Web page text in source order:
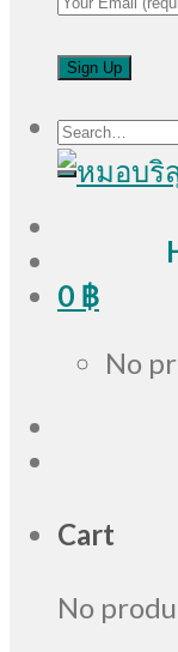
Search
for:
0 ฿
No
Cart
No